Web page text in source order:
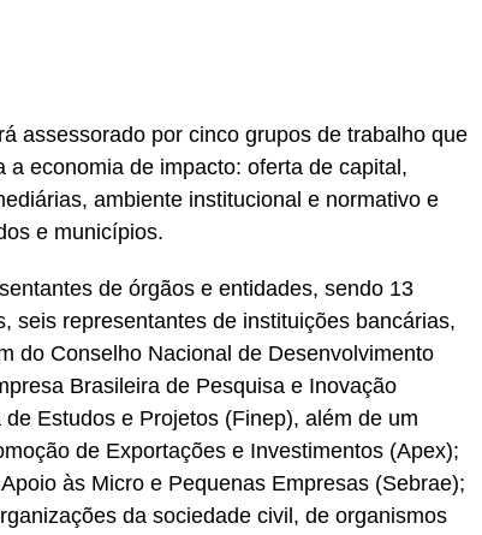
assessorado por cinco grupos de trabalho que
economia de impacto: oferta de capital,
ambiente institucional e normativo e
e municípios.
de órgãos e entidades, sendo 13
seis representantes de instituições bancárias,
do Conselho Nacional de Desenvolvimento
Brasileira de Pesquisa e Inovação
Estudos e Projetos (Finep), além de um
de Exportações e Investimentos (Apex);
às Micro e Pequenas Empresas (Sebrae);
da sociedade civil, de organismos